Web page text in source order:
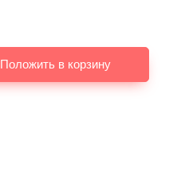
Положить в корзину